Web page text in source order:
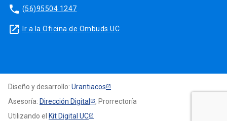
phone (56)95504 1247
launch Ir a la Oficina de Ombuds UC
Diseño y desarrollo: Urantiacos
Asesoría: Dirección Digital
, Prorrectoría
Utilizando el Kit Digital UC